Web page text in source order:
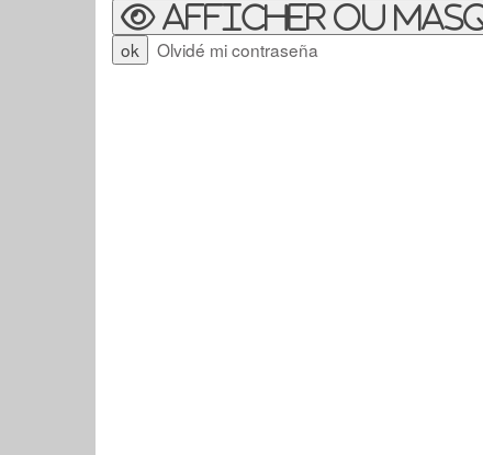
Afficher ou
Olvidé mi contraseña